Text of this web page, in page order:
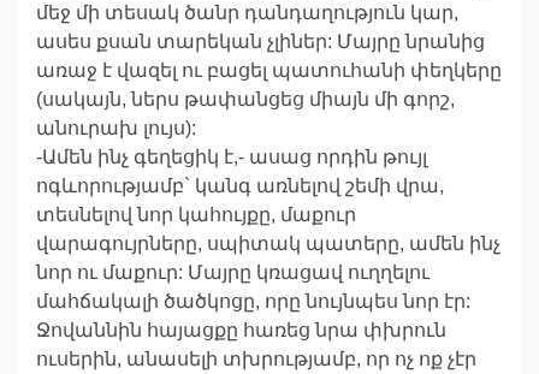
մեջ մի տեսակ ծանր դանդաղություն կար,
ասես քսան տարեկան չլիներ: Մայրը նրանից
առաջ է վազել ու բացել պատուհանի փեղկերը
(սակայն, ներս թափանցեց միայն մի գորշ,
անուրախ լույս):
-Ամեն ինչ գեղեցիկ է,- ասաց որդին թույլ
ոգևորությամբ` կանգ առնելով շեմի վրա,
տեսնելով նոր կահույքը, մաքուր
վարագույրները, սպիտակ պատերը, ամեն ինչ
նոր ու մաքուր: Մայրը կռացավ ուղղելու
մահճակալի ծածկոցը, որը նույնպես նոր էր:
Ջովաննին հայացքը հառեց նրա փխրուն
ուսերին, անասելի տխրությամբ, որ ոչ ոք չէր